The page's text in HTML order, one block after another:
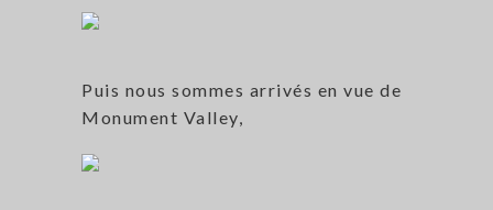
Puis nous sommes arrivés en vue de
Monument Valley,